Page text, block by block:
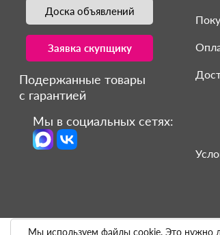
Мы используем файлы cookie. Это нужно
Доска объявлений
Заявка скупщику
Подержанные товары
с гарантией
Мы в социальных сетях: